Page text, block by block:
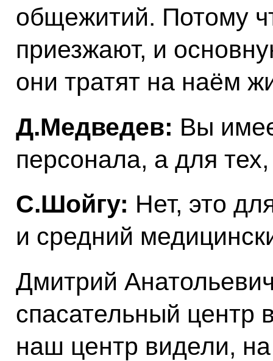
общежитий. Потому
приезжают, и
они тратят на наём
Д.Медведев: Вы
персонала, а для
С.Шойгу: Нет, это
и средний
Дмитрий
спасательный
наш центр видели,